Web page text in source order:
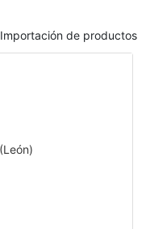
Importación de productos